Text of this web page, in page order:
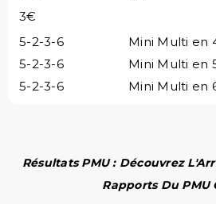
3€
5-2-3-6
Mini Multi en
5-2-3-6
Mini Multi en
5-2-3-6
Mini Multi en
Résultats PMU : Découvrez
Rapports Du PMU